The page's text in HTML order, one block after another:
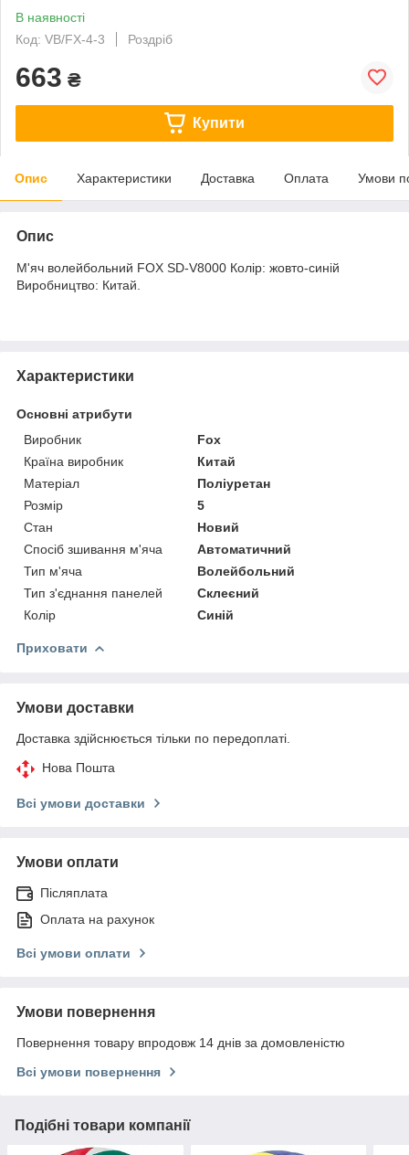
В наявності
Код: VB/FX-4-3
Роздріб
663 ₴
Купити
Опис Характеристики Доставка Оплата Умови
Опис
М'яч волейбольний FOX SD-V8000 Колір: жовто-синій
Виробництво: Китай.
Характеристики
Основні атрибути
Виробник
Fox
Країна виробник
Китай
Матеріал
Поліуретан
Розмір
5
Стан
Новий
Спосіб зшивання м'яча
Автоматичний
Тип м'яча
Волейбольний
Тип з'єднання панелей
Склеєний
Колір
Синій
Приховати
Умови доставки
Доставка здійснюється тільки по передоплаті.
Нова Пошта
Всі умови доставки
Умови оплати
Післяплата
Оплата на рахунок
Всі умови оплати
Умови повернення
Повернення товару впродовж 14 днів за домовленістю
Всі умови повернення
Подібні товари компанії